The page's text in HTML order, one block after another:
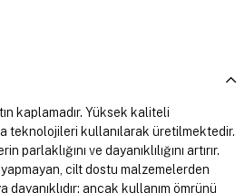
kaplamadır. Yüksek kaliteli
teknolojileri kullanılarak üretilmektedir.
parlaklığını ve dayanıklılığını artırır.
cilt dostu malzemelerden
ancak kullanım ömrünü